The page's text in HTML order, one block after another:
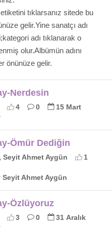
tıklarsanız sitede bu
gelir.Yine sanatçı adı
adı tıklanarak o
olur.Albümün adını
önünüze gelir.
Nerdesin
4 0
15 Mart
Ömür Dediğin
Seyit Ahmet Aygün
1
Ahmet Aygün
Özlüyoruz
3 0
31 Aralık